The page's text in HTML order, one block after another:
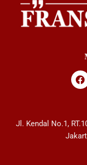
Jl. Kendal No.1,